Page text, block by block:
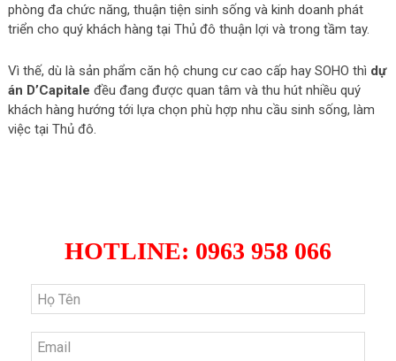
phòng đa chức năng, thuận tiện sinh sống và kinh doanh phát
triển cho quý khách hàng tại Thủ đô thuận lợi và trong tầm tay.
Vì thế, dù là sản phẩm căn hộ chung cư cao cấp hay SOHO thì dự
án D’Capitale đều đang được quan tâm và thu hút nhiều quý
khách hàng hướng tới lựa chọn phù hợp nhu cầu sinh sống, làm
việc tại Thủ đô.
HOTLINE: 0963 958 066